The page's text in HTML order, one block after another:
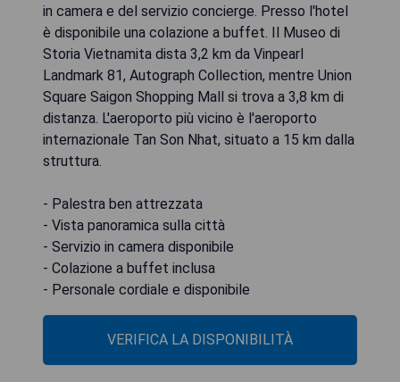
in camera e del servizio concierge. Presso l'hotel
è disponibile una colazione a buffet. Il Museo di
Storia Vietnamita dista 3,2 km da Vinpearl
Landmark 81, Autograph Collection, mentre Union
Square Saigon Shopping Mall si trova a 3,8 km di
distanza. L'aeroporto più vicino è l'aeroporto
internazionale Tan Son Nhat, situato a 15 km dalla
struttura.
- Palestra ben attrezzata
- Vista panoramica sulla città
- Servizio in camera disponibile
- Colazione a buffet inclusa
- Personale cordiale e disponibile
VERIFICA LA DISPONIBILITÀ